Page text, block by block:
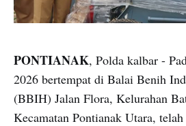
PONTIANAK, Polda kalbar -
2026 bertempat di Balai Benih
(BBIH) Jalan Flora, Kelurahan
Kecamatan Pontianak Utara,